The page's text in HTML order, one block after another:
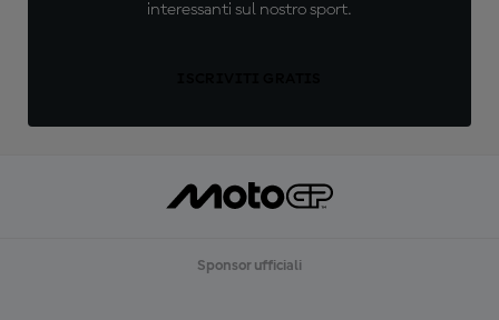
interessanti sul nostro sport.
Sponsor ufficiali